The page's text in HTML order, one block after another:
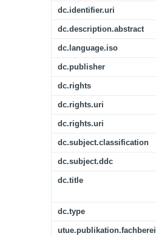
dc.identifier.uri
dc.description.abstract
dc.language.iso
dc.publisher
dc.rights
dc.rights.uri
dc.rights.uri
dc.subject.classification
dc.subject.ddc
dc.title
dc.type